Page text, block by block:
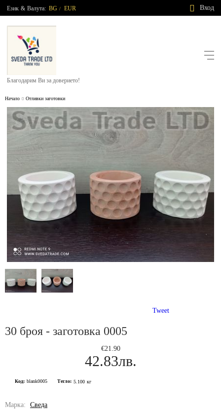
Език & Валута: BG / EUR Вход
Благодарим Ви за доверието!
Начало Отливки заготовки
Tweet
30 броя - заготовка 0005
€21.90
42.83лв.
Код: blank0005 Тегло: 5.100 кг
Марка: Сведа